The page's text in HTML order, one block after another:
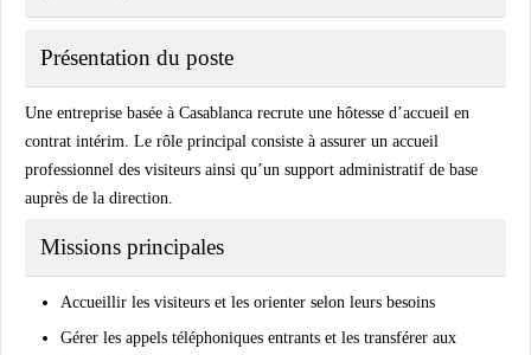
Présentation du poste
Une entreprise basée à Casablanca recrute une hôtesse d’accueil en
contrat intérim. Le rôle principal consiste à assurer un accueil
professionnel des visiteurs ainsi qu’un support administratif de base
auprès de la direction.
Missions principales
Accueillir les visiteurs et les orienter selon leurs besoins
Gérer les appels téléphoniques entrants et les transférer aux